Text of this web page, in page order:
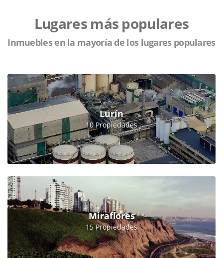
Lugares más populares
Inmuebles en la mayoría de los lugares populares
Lurín
10 Propiedades
Miraflores
15 Propiedades